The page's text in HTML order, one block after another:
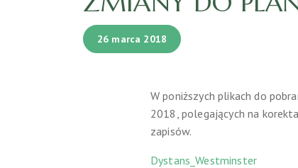
26 marca 2018
W poniższych plikach do
2018, polegających na
zapisów.
Dystans_Westminster